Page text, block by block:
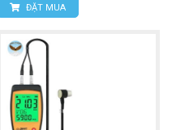
ĐẶT MUA